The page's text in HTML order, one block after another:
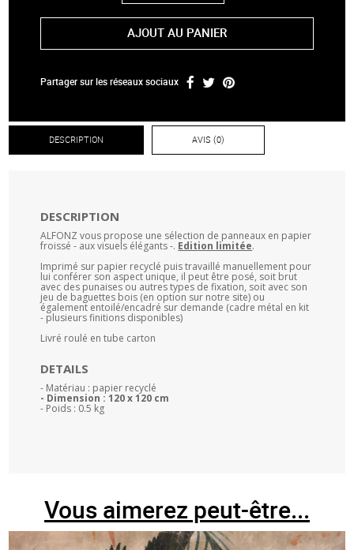
AJOUT AU PANIER
Partager sur les réseaux sociaux
DESCRIPTION AVIS (0)
DESCRIPTION
ALFONZ vous propose une sélection de panneaux en papier
froissé - aux visuels élégants -. Edition limitée.
Imprimé sur papier recyclé puis travaillé manuellement pour
lui conférer son aspect unique, il peut être posé, soit brut
avec des punaises ou autres types de fixation, soit avec son
jeu de baguettes bois (en option sur notre site) ou
également entoilé/encadré sur demande (cadre métal en kit
- plusieurs finitions disponibles)
Livré roulé en tube carton
DETAILS
- Matériau : papier recyclé
- Dimension : 120 x 120 cm
- Poids : 0.5 kg
Vous aimerez peut-être...